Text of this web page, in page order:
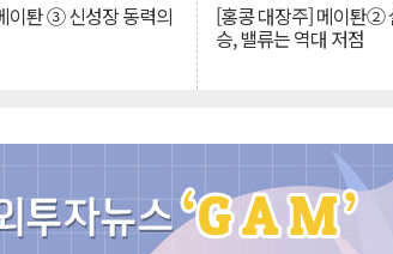
이퇀 ③ 신성장 동력의 [홍콩 대장주] 메이퇀②
승, 밸류는 역대 저점